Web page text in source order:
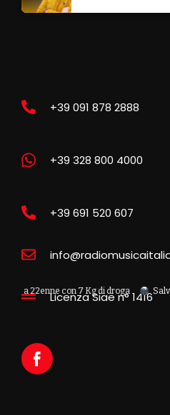
con 7 Kg di droga Salvati 18
+39 091 878 2888
+39 328 800 4000
+39 691 520 607
Licenza Siae n° 1416